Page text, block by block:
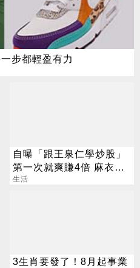
步都輕盈有力
自曝「跟王泉仁學炒股」
第一次就爽賺4倍 麻衣：
感謝指導
生活
3生肖要發了！8月起事業